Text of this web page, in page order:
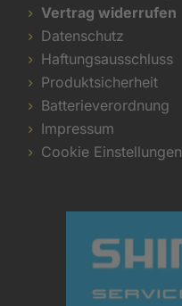
Vertrag widerrufen
Datenschutz
Haftungsausschluss
Produktsicherheit
Batterieverordnung
Impressum
Cookie Einstellungen